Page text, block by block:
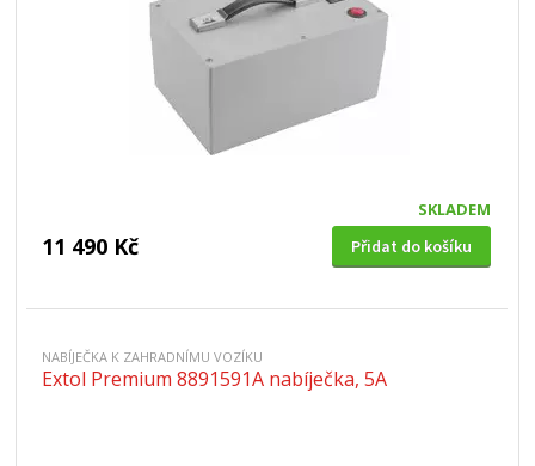
SKLADEM
11 490 Kč Přidat do košíku
NABÍJEČKA K ZAHRADNÍMU VOZÍKU
Extol Premium 8891591A nabíječka, 5A